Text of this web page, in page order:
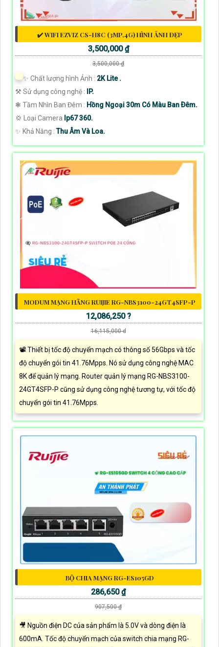
✔️ WIFI EZVIZ CS-H8C (3MP,4G) HÌNH ẢNH ĐẸP
3,500,000 ₫
3,500,000 ₫
✨ Chất lượng hình Ảnh : 2K Lite .
⚒ Sử dụng công nghệ :
IP.
❃ Tầm Nhìn Ban Đêm : Hồng Ngoại 30m Có Màu Ban Ðêm.
💢 Loại Camera Ip67 360.
️✨ Khả Năng :Thu Âm Và Loa.
MODUM MẠNG HÃNG RUIJIE RG-NBS3100-24GT4SFP-P
12,086,250 ?
16,115,000 d
📽 Thiết bị tốc độ chuyển mạch có thông số 56Gbps và tốc
độ chuyển gói tin 41.76Mpps. Nó sử dụng công nghệ MAC
8K để quản lý mạng. Router quản lý mạng RG-NBS3100-
24GT4SFP-P cũng sử dụng công nghệ tương tự, với tốc độ
chuyển gói tin 41.76Mpps.
BỘ CHIA MẠNG RG-ES105GD
286,650 ₫
907,500 ₫
🎥 Nguồn điện DC của sản phẩm là 5.0V và dòng điện là
600mA. Tốc độ chuyển mạch của switch chia mạng RG-